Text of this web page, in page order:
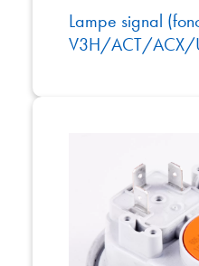
Lampe signal
V3H/ACT/ACX/